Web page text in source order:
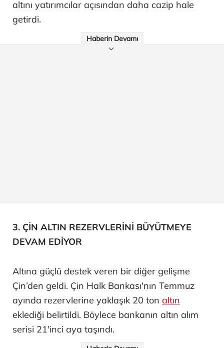
altını yatırımcılar açısından daha cazip hale
getirdi.
Haberin Devamı
3. ÇİN ALTIN REZERVLERİNİ BÜYÜTMEYE
DEVAM EDİYOR
Altına güçlü destek veren bir diğer gelişme
Çin’den geldi. Çin Halk Bankası'nın Temmuz
ayında rezervlerine yaklaşık 20 ton altın
eklediği belirtildi. Böylece bankanın altın alım
serisi 21'inci aya taşındı.